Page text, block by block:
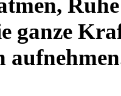
ganze